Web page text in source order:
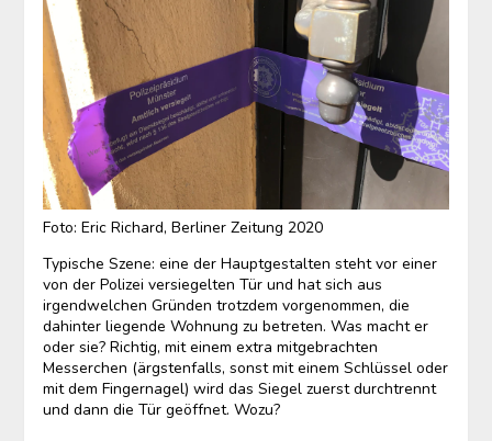
Foto: Eric Richard, Berliner Zeitung 2020
Typische Szene: eine der Hauptgestalten steht vor einer
von der Polizei versiegelten Tür und hat sich aus
irgendwelchen Gründen trotzdem vorgenommen, die
dahinter liegende Wohnung zu betreten. Was macht er
oder sie? Richtig, mit einem extra mitgebrachten
Messerchen (ärgstenfalls, sonst mit einem Schlüssel oder
mit dem Fingernagel) wird das Siegel zuerst durchtrennt
und dann die Tür geöffnet. Wozu?